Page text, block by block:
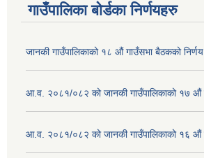
गाउँपालिका बोर्डका निर्णयहरु
जानकी गाउँपालिकाको १८ औं गाउँसभा बैठकको
आ.व. २०८१/०८२ को जानकी गाउँपालिकाको १७ औं
आ.व. २०८१/०८२ को जानकी गाउँपालिकाको १६ औं